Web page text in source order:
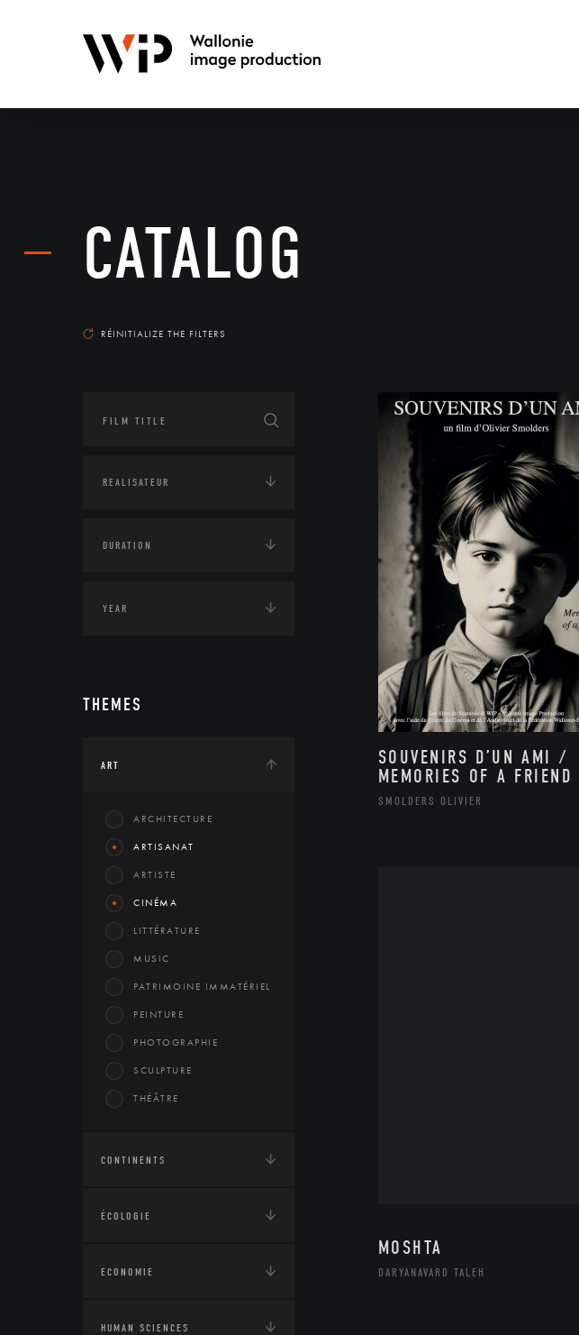
CATALOG
RÉINITIALIZE THE FILTERS
THEMES
ART
ARCHITECTURE
ARTISANAT
ARTISTE
CINÉMA
LITTÉRATURE
MUSIC
PATRIMOINE IMMATÉRIEL
PEINTURE
PHOTOGRAPHIE
SCULPTURE
THÉÂTRE
CONTINENTS
ÉCOLOGIE
ECONOMIE
HUMAN SCIENCES
SOUVENIRS D’UN AMI /
MEMORIES OF A FRIEND
SMOLDERS OLIVIER
MOSHTA
DARYANAVARD TALEH